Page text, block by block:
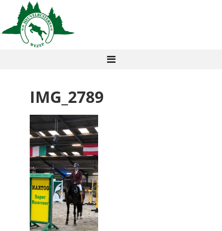
IMG_2789